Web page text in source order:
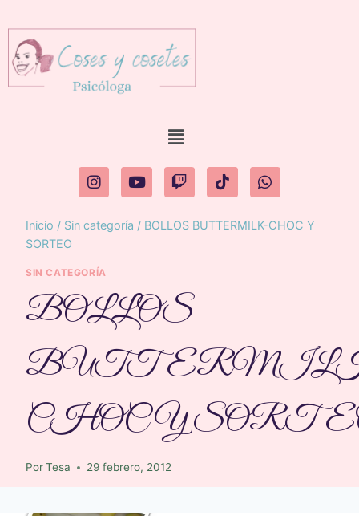
Inicio / Sin categoría / BOLLOS BUTTERMILK-CHOC Y
SORTEO
SIN CATEGORÍA
BOLLOS
CHOC Y
PorTesa 29 febrero, 2012